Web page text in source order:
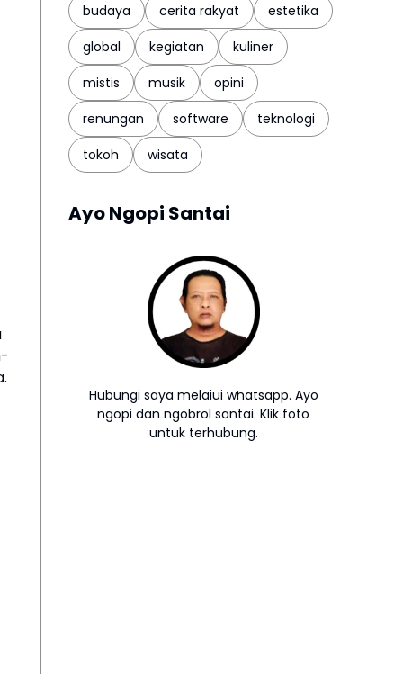
budaya
cerita rakyat
estetika
global
kegiatan
kuliner
mistis
musik
opini
renungan
software
teknologi
tokoh
wisata
Ayo Ngopi Santai
Hubungi saya melalui whatsapp. Ayo
ngopi dan ngobrol santai. Klik foto
untuk terhubung.